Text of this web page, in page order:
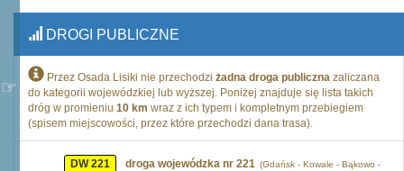
DROGI PUBLICZNE
Przez Osada Lisiki nie przechodzi żadna droga publiczna zaliczana
do kategorii wojewódzkiej lub wyższej. Poniżej znajduje się lista takich
dróg w promieniu 10 km wraz z ich typem i kompletnym przebiegiem
(spisem miejscowości, przez które przechodzi dana trasa).
DW 221 droga wojewódzka nr 221 (Gdańsk - Kowale - Bąkowo -